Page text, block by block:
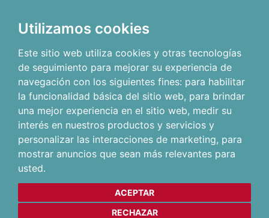
Utilizamos cookies
Este sitio web utiliza cookies y otras tecnologías
de seguimiento para mejorar su experiencia de
navegación con los siguientes fines: para habilitar
la funcionalidad básica del sitio web, para brindar
una mejor experiencia en el sitio web, medir su
interés en nuestros productos y servicios y
personalizar las interacciones de marketing, para
mostrar anuncios que sean más relevantes para
usted.
ACEPTAR
RECHAZAR